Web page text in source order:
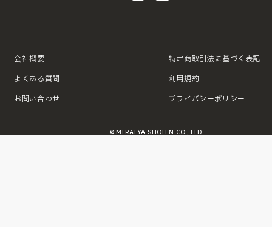
会社概要
よくある質問
お問い合わせ
特定商取引法に基づく表記
利用規約
プライバシーポリシー
© MIRAIYA SHOTEN CO., LTD.